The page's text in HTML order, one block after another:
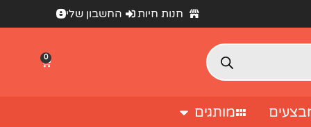
חנות חיות החשבון שלי
0
מותגים